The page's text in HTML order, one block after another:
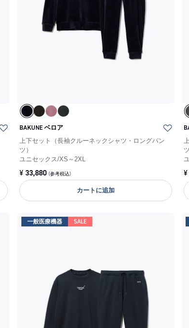
BAKUNE ベロア
上下セット（長袖クルーネックシャツ・ロングパン
ツ）
ユニセックス/XS～2XL
¥ 33,880 (参考税込)
カートに追加
一般医療機器 SALE